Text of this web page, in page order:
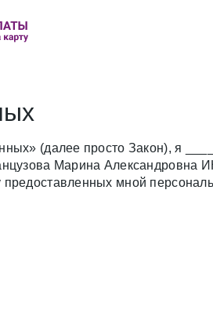
(далее просто Закон), я ____
Марина
мной